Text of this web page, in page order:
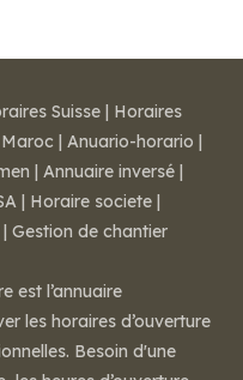
Suisse | Horaires
| Anuario-horario |
| Annuaire inversé |
| Horaire societe |
| Gestion de chantier
est l’annuaire
les horaires d’ouverture
Besoin d'une